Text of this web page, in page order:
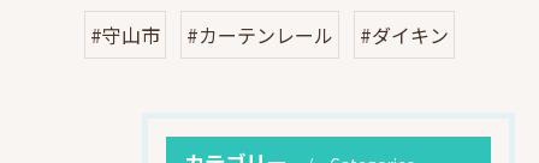
#守山市 #カーテンレール #ダイキン